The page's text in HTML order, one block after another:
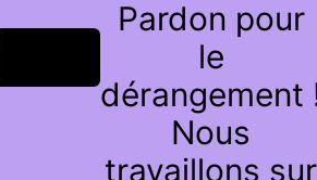
Pardon pour
le
dérangement
Nous
travaillons sur